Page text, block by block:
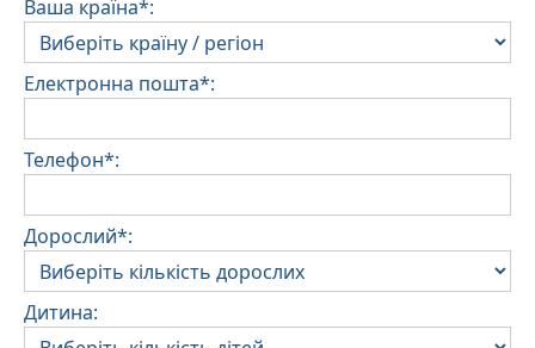
Ваша країна*:
Електронна пошта*:
Телефон*:
Дорослий*:
Дитина: